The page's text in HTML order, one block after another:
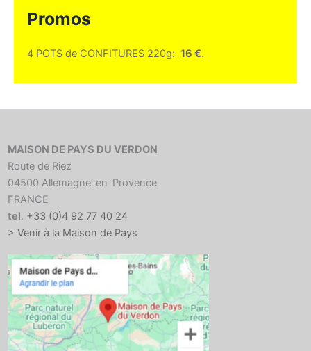
Promos
4 POTS de CONFITURES 220g: 16 €.
MAISON DE PAYS DU VERDON
Route de Riez
04500 Allemagne-en-Provence
FRANCE
tel. +33 (0)4 92 77 40 24
> Venir à la Maison de Pays